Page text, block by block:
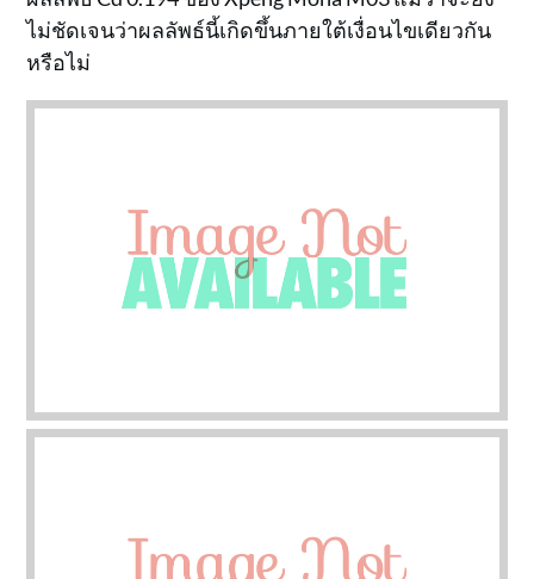
ไม่ชัดเจนว่าผลลัพธ์นี้เกิดขึ้นภายใต้เงื่อนไขเดียวกัน
หรือไม่